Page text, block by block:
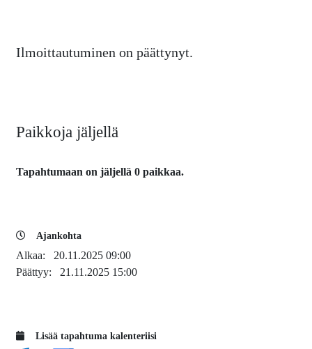
Ilmoittautuminen on päättynyt.
Paikkoja jäljellä
Tapahtumaan on jäljellä 0 paikkaa.
Ajankohta
Alkaa: 20.11.2025 09:00
Päättyy: 21.11.2025 15:00
Lisää tapahtuma kalenteriisi